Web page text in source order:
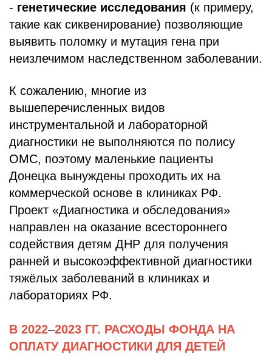
- генетические исследования (к примеру,
такие как сиквенирование) позволяющие
выявить поломку и мутация гена при
неизлечимом наследственном заболевании.
К сожалению, многие из
вышеперечисленных видов
инструментальной и лабораторной
диагностики не выполняются по полису
ОМС, поэтому маленькие пациенты
Донецка вынуждены проходить их на
коммерческой основе в клиниках РФ.
Проект «Диагностика и обследования»
направлен на оказание всестороннего
содействия детям ДНР для получения
ранней и высокоэффективной диагностики
тяжёлых заболеваний в клиниках и
лабораториях РФ.
В 2022–2023 ГГ. РАСХОДЫ ФОНДА НА
ОПЛАТУ ДИАГНОСТИКИ ДЛЯ ДЕТЕЙ